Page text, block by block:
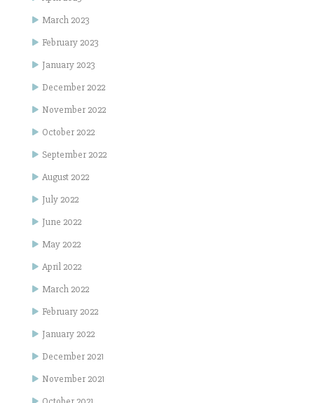
March 2023
February 2023
January 2023
December 2022
November 2022
October 2022
September 2022
August 2022
July 2022
June 2022
May 2022
April 2022
March 2022
February 2022
January 2022
December 2021
November 2021